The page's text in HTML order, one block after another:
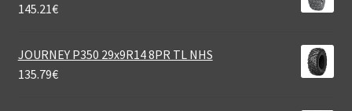
145.21€
JOURNEY P350 29x9R14 8PR TL NHS
135.79€